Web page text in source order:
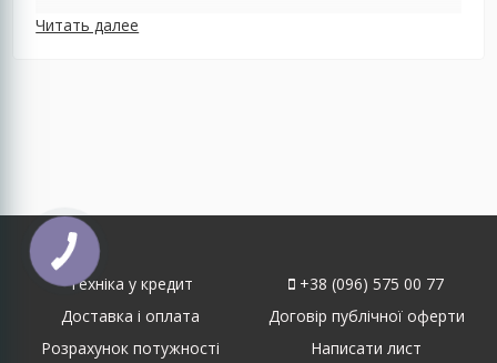
Читать далее
Техніка у кредит
Доставка і оплата
Розрахунок потужності
+38 (096) 575 00 77
Договір публічної оферти
Написати лист